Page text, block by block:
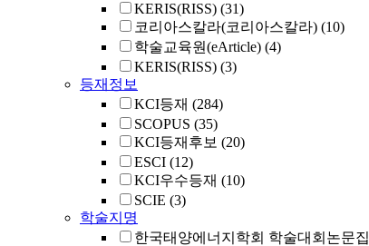
KERIS(RISS) (31)
코리아스칼라(코리아스칼라) (10)
학술교육원(eArticle) (4)
KERIS(RISS) (3)
등재정보
KCI등재 (284)
SCOPUS (35)
KCI등재후보 (20)
ESCI (12)
KCI우수등재 (10)
SCIE (3)
학술지명
한국태양에너지학회 학술대회논문집